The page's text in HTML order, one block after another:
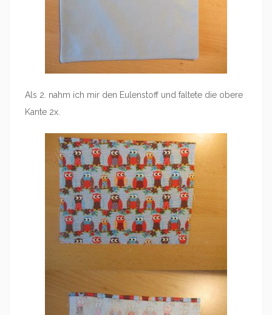
Als 2. nahm ich mir den Eulenstoff und faltete die obere
Kante 2x.